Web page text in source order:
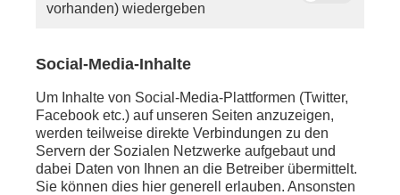
vorhanden) wiedergeben
Social-Media-Inhalte
Um Inhalte von Social-Media-Plattformen (Twitter,
Facebook etc.) auf unseren Seiten anzuzeigen,
werden teilweise direkte Verbindungen zu den
Servern der Sozialen Netzwerke aufgebaut und
dabei Daten von Ihnen an die Betreiber übermittelt.
Sie können dies hier generell erlauben. Ansonsten